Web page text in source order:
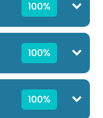
100%
100%
100%